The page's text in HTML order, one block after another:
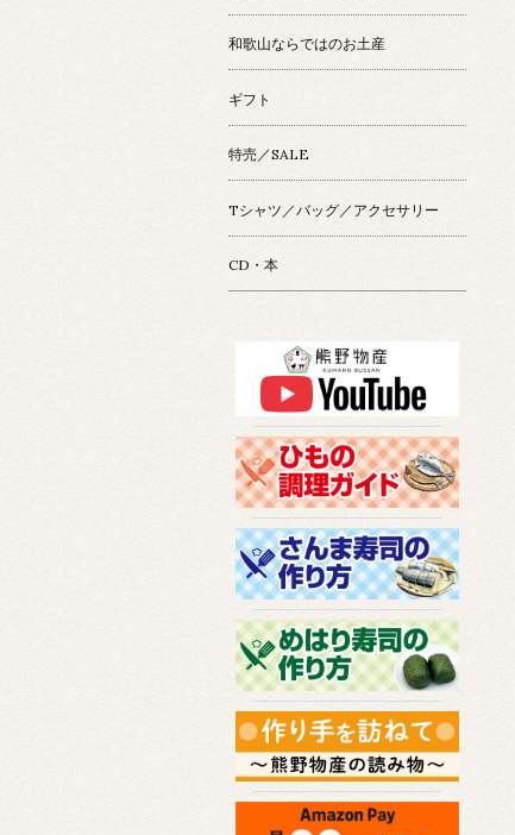
和歌山ならではのお土産
ギフト
特売／SALE
Tシャツ／バッグ／アクセサリー
CD・本